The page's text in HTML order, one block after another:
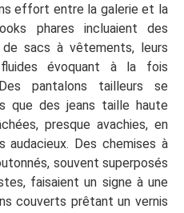
effort entre la galerie et la
phares incluaient des
sacs à vêtements, leurs
évoquant à la fois
pantalons tailleurs se
que des jeans taille haute
presque avachies, en
audacieux. Des chemises à
souvent superposés
faisaient un signe à une
couverts prêtant un vernis